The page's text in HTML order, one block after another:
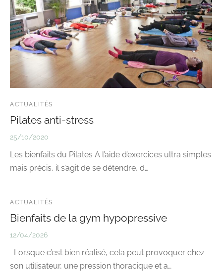
ACTUALITÉS
Pilates anti-stress
25/10/2020
Les bienfaits du Pilates A l’aide d’exercices ultra simples
mais précis, il s’agit de se détendre, d…
ACTUALITÉS
Bienfaits de la gym hypopressive
12/04/2026
Lorsque c’est bien réalisé, cela peut provoquer chez
son utilisateur, une pression thoracique et a…